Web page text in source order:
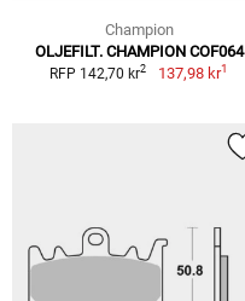
Champion
OLJEFILT. CHAMPION COF064
RFP 142,70 kr2 137,98 kr1